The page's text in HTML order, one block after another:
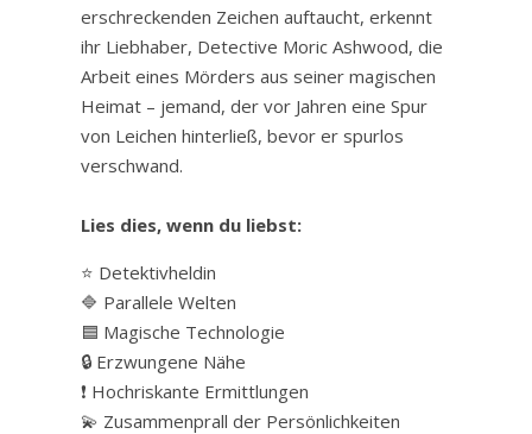
erschreckenden Zeichen auftaucht, erkennt
ihr Liebhaber, Detective Moric Ashwood, die
Arbeit eines Mörders aus seiner magischen
Heimat – jemand, der vor Jahren eine Spur
von Leichen hinterließ, bevor er spurlos
verschwand.
Lies dies, wenn du liebst:
⭐ Detektivheldin
🔷 Parallele Welten
🟦 Magische Technologie
🔒 Erzwungene Nähe
❗ Hochriskante Ermittlungen
💫 Zusammenprall der Persönlichkeiten